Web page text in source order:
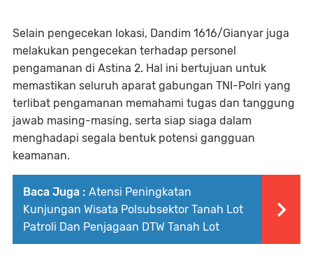
Selain pengecekan lokasi, Dandim 1616/Gianyar juga
melakukan pengecekan terhadap personel
pengamanan di Astina 2. Hal ini bertujuan untuk
memastikan seluruh aparat gabungan TNI-Polri yang
terlibat pengamanan memahami tugas dan tanggung
jawab masing-masing, serta siap siaga dalam
menghadapi segala bentuk potensi gangguan
keamanan.
Baca Juga : Atensi Peningkatan
Kunjungan Wisata Polsubsektor Tanah Lot
Patroli Dan Penjagaan DTW Tanah Lot